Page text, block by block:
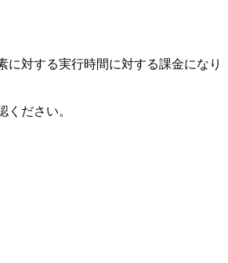
に対する実行時間に対する課金になり
ださい。